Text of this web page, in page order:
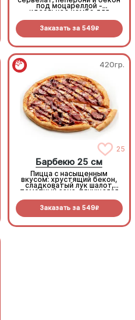
под моцареллой -
идеальное комбо для
Заказать за 549R
420гр.
25
Барбекю 25 см
Пицца с насыщенным
вкусом: хрустящий бекон,
сладковатый лук шалот,
томатный соус, тянущаяся
прянный соус барбекю.
Заказать за 549R